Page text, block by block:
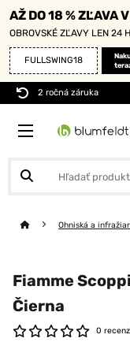
AŽ DO 18 % ZĽAVA
OBROVSKÉ ZĽAVY LEN 24
FULLSWING18
2 ročná záruka
Ohniská a
Fiamme
Čierna
0